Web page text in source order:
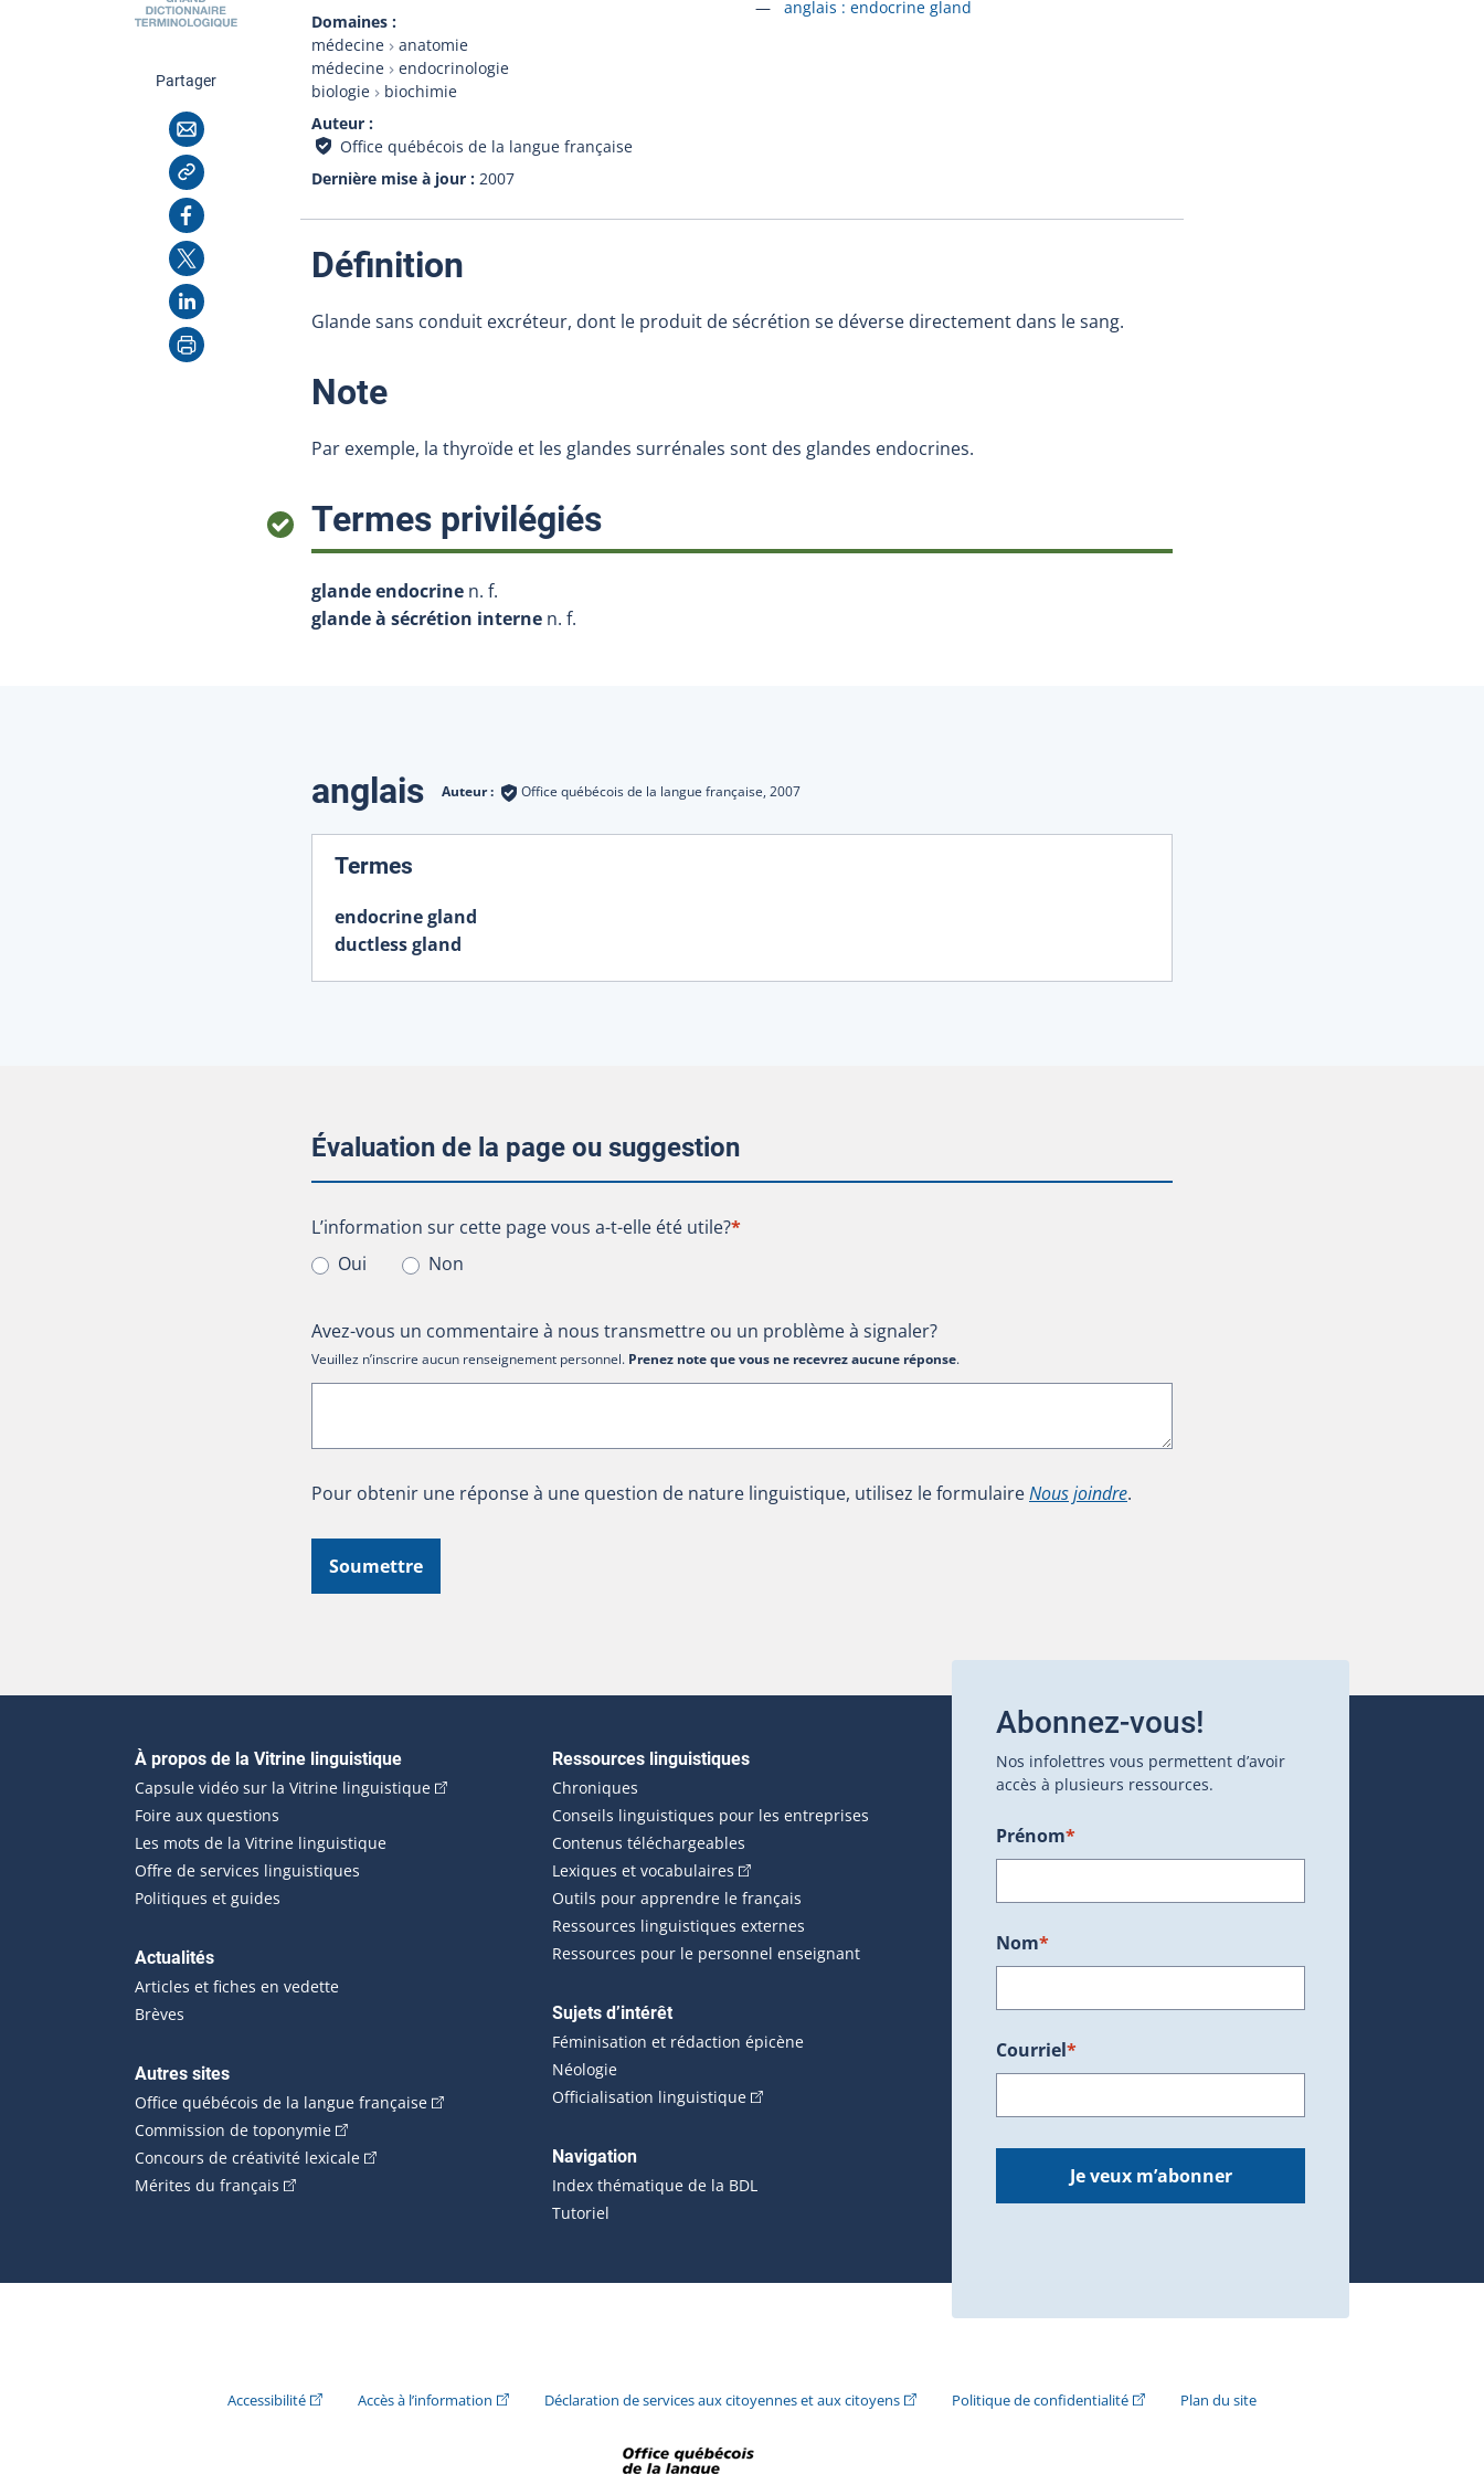
Domaines
médecine
anatomie
médecine
endocrinologie
biologie
biochimie
Auteur
Office québécois de la langue française
Dernière mise à jour
2007
Accéder à la fiche en
anglais : endocrine gland
Partagercette page
Courriel
Copier l'adresse
Facebook
X
LinkedIn
Imprimer
Définition
Glande sans conduit excréteur, dont le produit de sécrétion se déverse directement dans le sang.
Note:
Par exemple, la thyroïde et les glandes surrénales sont des glandes endocrines.
Termes privilégiés:
glande endocrine n. f.
glande à sécrétion interne n. f.
Traductions
anglais Auteur : Office québécois de la langue française, 2007
Termes
endocrine gland
ductless gland
Évaluation de la page ou suggestion
L’information sur cette page vous a-t-elle été utile?
L’information sur cette page vous a-t-elle été utile?*
Oui
Non
Avez-vous un commentaire à nous transmettre ou un problème à signaler?
Veuillez n’inscrire aucun renseignement personnel. Prenez note que vous ne recevrez aucune réponse.
Pour obtenir une réponse à une question de nature linguistique, utilisez le formulaireNous joindre.
Soumettre
Navigation principale
À propos de la Vitrine linguistique
Capsule vidéo sur la Vitrine linguistique(Cet hyperlien externe s'ouvrira dans une nouvelle fenêtre.)
Foire aux questions
Les mots de la Vitrine linguistique
Offre de services linguistiques
Politiques et guides
Actualités
Articles et fiches en vedette
Brèves
Autres sites
Office québécois de la langue française(Cet hyperlien externe s'ouvrira dans une nouvelle fenêtre.)
Commission de toponymie(Cet hyperlien externe s'ouvrira dans une nouvelle fenêtre.)
Concours de créativité lexicale(Cet hyperlien externe s'ouvrira dans une nouvelle fenêtre.)
Mérites du français (Cet hyperlien externe s'ouvrira dans une nouvelle fenêtre.)
Ressources linguistiques
Chroniques
Conseils linguistiques pour les entreprises
Contenus téléchargeables
Lexiques et vocabulaires (Cet hyperlien externe s'ouvrira dans une nouvelle fenêtre.)
Outils pour apprendre le français
Ressources linguistiques externes
Ressources pour le personnel enseignant
Sujets d’intérêt
Féminisation et rédaction épicène
Néologie
Officialisation linguistique(Cet hyperlien externe s'ouvrira dans une nouvelle fenêtre.)
Navigation
Index thématique de la BDL
Tutoriel
Abonnez-vous!
Nos infolettres vous permettent d’avoir
accès à plusieurs ressources.
Prénom*
Nom*
Courriel*
Je veux m’abonner
Accessibilité(Cet hyperlien externe s'ouvrira dans une nouvelle fenêtre.)
Accès à l’information (Cet hyperlien externe s'ouvrira dans une nouvelle fenêtre.)
Déclaration de services aux citoyennes et aux citoyens(Cet hyperlien externe s'ouvrira dans une nouvelle fenêtre.)
Politique de confidentialité(Cet hyperlien externe s'ouvrira dans une nouvelle
Plan du site